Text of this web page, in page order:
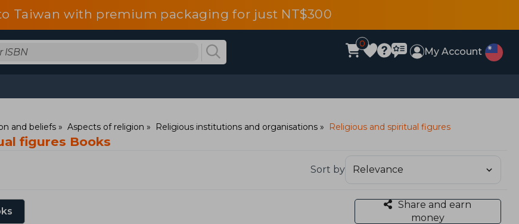
Taiwan with premium packaging for just NT$300
0
My Account
and beliefs Aspects of religion Religious institutions and organisations Religious and spiritual figures
figures Books
Sort by
Share and earn
money